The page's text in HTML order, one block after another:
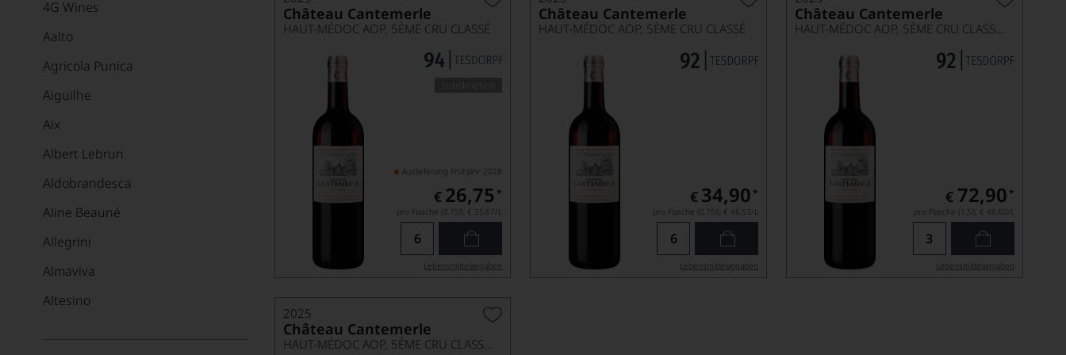
4G Wines
Aalto
Agricola Punica
Aiguilhe
Aix
Albert Lebrun
Aldobrandesca
Aline Beauné
Allegrini
Almaviva
Altesino
Château Cantemerle
HAUT-MÉDOC AOP, 5ÈME CRU CLASSÉ
Auslieferung Frühjahr 2028
€ 26,75 *
pro Flasche (0.75l), € 35,67/L
Lebensmittel­angaben
Château Cantemerle
HAUT-MÉDOC AOP, 5ÈME CRU CLASSÉ
€ 34,90 *
pro Flasche (0.75l), € 46,53/L
Lebensmittel­angaben
Château Cantemerle
HAUT-MÉDOC AOP, 5ÈME CRU CLASSÉ, MAGNUM
€ 72,90 *
pro Flasche (1.5l), € 48,60/L
Lebensmittel­angaben
2025
Château Cantemerle
HAUT-MÉDOC AOP, 5ÈME CRU CLASSÉ, MAGNUM